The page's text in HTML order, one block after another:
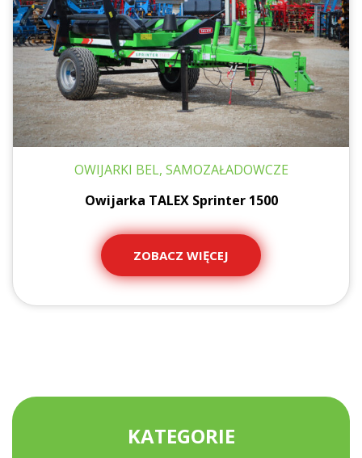
KATEGORIE
OWIJARKI BEL, SAMOZAŁADOWCZE
Owijarka TALEX Sprinter 1500
ZOBACZ WIĘCEJ